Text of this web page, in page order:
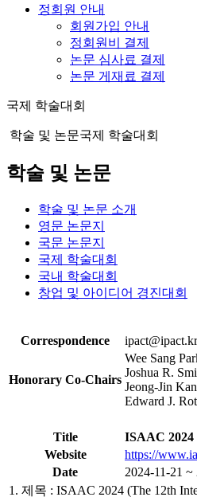
정회원 안내
회원가입 안내
정회원비 결제
논문 심사료 결제
논문 게재료 결제
국제 학술대회
학술 및 논문국제 학술대회
학술 및 논문
학술 및 논문 소개
영문 논문지
국문 논문지
국제 학술대회
국내 학술대회
창업 및 아이디어 경진대회
Correspondence
ipact@ipact.kr
Honorary Co-Chairs
Wee Sang
Joshua R.
Jeong-Jin
Edward J.
Title
ISAAC 2024
Website
https://
Date
2024-11-21 ~
1. 제목 : ISAAC 2024 (The 12th